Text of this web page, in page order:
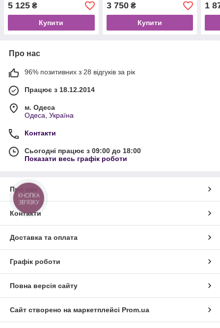
5 125 ₴
Купити
3 750₴
Купити
1
Про нас
96% позитивних з 28 відгуків за рік
Працює з 18.12.2014
м. Одеса
Одеса, Україна
Контакти
Сьогодні працює з 09:00 до 18:00
Показати весь графік роботи
Про нас
Контакти
Доставка та оплата
Графік роботи
Повна версія сайту
Сайт створено на маркетплейсі Prom.ua
КНОПКА
ЗВ'ЯЗКУ